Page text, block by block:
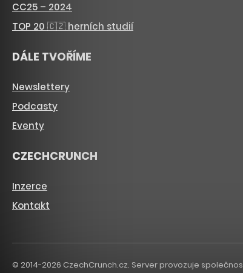
CC25 – 2024
TOP 20 🇨🇿 herních studií
DÁLE TVOŘÍME
Newslettery
Podcasty
Eventy
CZECHCRUNCH
Inzerce
Kontakt
© 2014-2026 CzechCrunch.cz. Server provozuje